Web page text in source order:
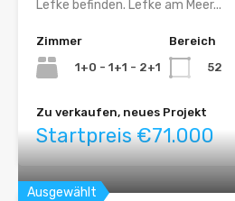
Lefke befinden. Lefke am Meer...
Zimmer
1+0 - 1+1 - 2+1
Bereich
52
Zu verkaufen, neues Projekt
Startpreis €71.000
Ausgewählt